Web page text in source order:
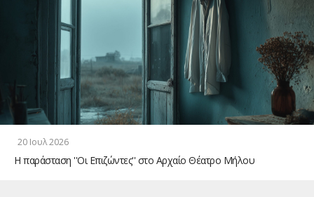
20 Ιουλ 2026
Η παράσταση ''Οι Επιζώντες'' στο Αρχαίο Θέατρο Μήλου